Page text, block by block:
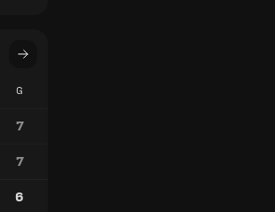
G
7
7
6